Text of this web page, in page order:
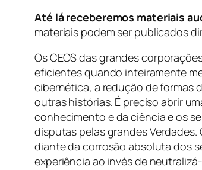
Até lá receberemos materiais
materiais podem ser publicados
Os CEOS das grandes
eficientes quando inteiramente
cibernética, a redução de formas
outras histórias. É preciso abrir
conhecimento e da ciência e os
disputas pelas grandes
diante da corrosão absoluta dos
experiência ao invés de